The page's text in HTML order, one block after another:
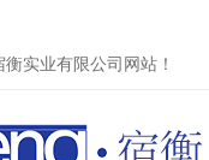
实业有限公司网站！